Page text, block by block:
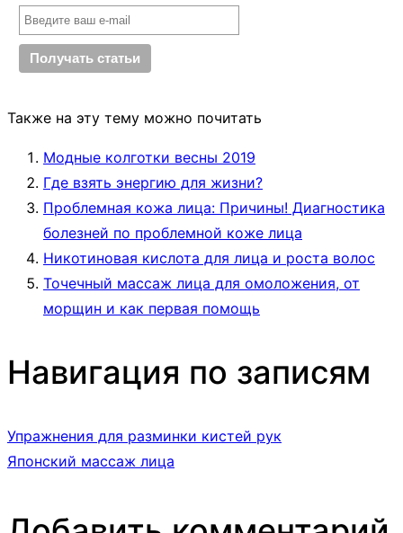
Также на эту тему можно почитать
Модные колготки весны 2019
Где взять энергию для жизни?
Проблемная кожа лица: Причины! Диагностика
болезней по проблемной коже лица
Никотиновая кислота для лица и роста волос
Точечный массаж лица для омоложения, от
морщин и как первая помощь
Навигация по записям
Упражнения для разминки кистей рук
Японский массаж лица